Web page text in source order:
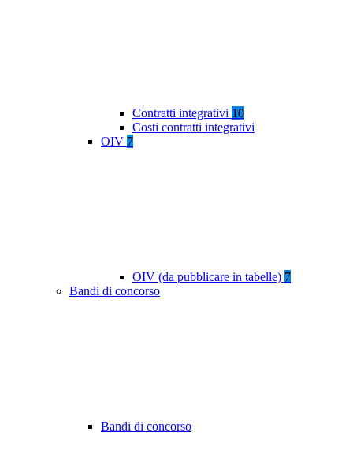
Contratti integrativi 10
Costi contratti integrativi
OIV 7
OIV (da pubblicare in tabelle) 7
Bandi di concorso
Bandi di concorso